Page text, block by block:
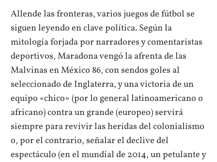
Allende las fronteras, varios juegos de fútbol se
siguen leyendo en clave política. Según la
mitología forjada por narradores y comentaristas
deportivos, Maradona vengó la afrenta de las
Malvinas en México 86, con sendos goles al
seleccionado de Inglaterra, y una victoria de un
equipo «chico» (por lo general latinoamericano o
africano) contra un grande (europeo) servirá
siempre para revivir las heridas del colonialismo
o, por el contrario, señalar el declive del
espectáculo (en el mundial de 2014, un petulante y